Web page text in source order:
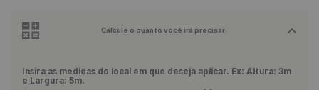
Calcule o quanto você irá precisar
Insira as medidas do local em que deseja aplicar. Ex: Altura: 3m
e Largura: 5m.